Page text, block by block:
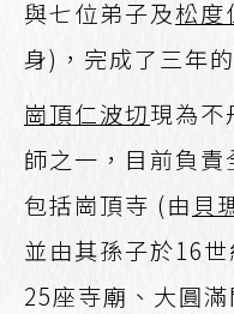
與七位弟子及松度
身)，完成了三年
崗頂仁波切現為不
師之一，目前負責
包括崗頂寺 (由 貝
並由其孫子於16
25座寺廟、大圓